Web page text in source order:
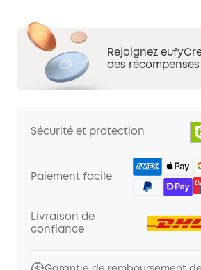
Rejoignez
des récompenses
Sécurité et protection
Paiement facile
Livraison de
confiance